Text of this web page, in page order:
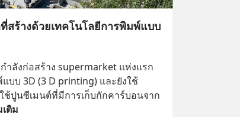
ร้างด้วยเทคโนโลยีการพิมพ์แบบ
ำลังก่อสร้าง supermarket แห่งแรก
บบ 3D (3 D printing) และยังใช้
ปูนซีเมนต์ที่มีการเก็บกักคาร์บอนจาก
ติม